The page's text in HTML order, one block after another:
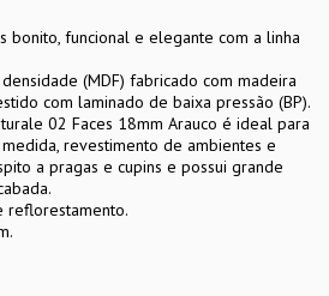
bonito, funcional e elegante com a linha
(MDF) fabricado com madeira
com laminado de baixa pressão (BP).
02 Faces 18mm Arauco é ideal para
revestimento de ambientes e
a pragas e cupins e possui grande
reflorestamento.